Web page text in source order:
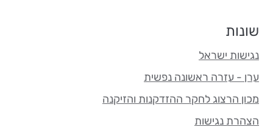
שונות
נגישות ישראל
ערן - עזרה ראשונה נפשית
מכון הרצוג לחקר ההזדקנות והזיקנה
הצהרת נגישות